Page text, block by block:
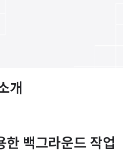
개
백그라운드 작업